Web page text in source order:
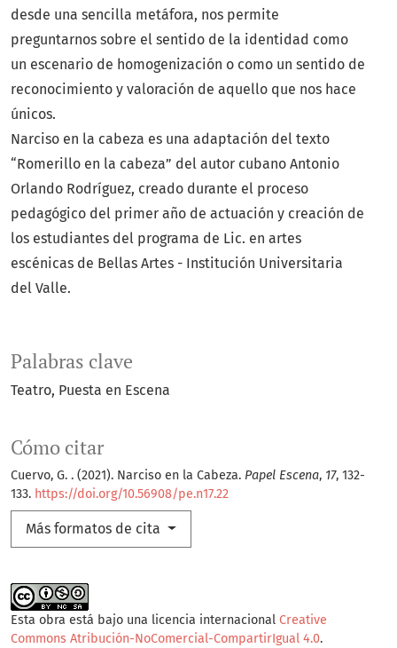
Palabras clave
Teatro Puesta en Escena
Cómo citar
Cuervo, G. . (2021). Narciso en la Cabeza. Papel Escena, 17, 132-
133. https://doi.org/10.56908/pe.n17.22
Más formatos de cita
desde una sencilla metáfora, nos permite
preguntarnos sobre el sentido de la identidad como
un escenario de homogenización o como un sentido de
reconocimiento y valoración de aquello que nos hace
únicos.
Narciso en la cabeza es una adaptación del texto
“Romerillo en la cabeza” del autor cubano Antonio
Orlando Rodríguez, creado durante el proceso
pedagógico del primer año de actuación y creación de
los estudiantes del programa de Lic. en artes
escénicas de Bellas Artes - Institución Universitaria
del Valle.
Esta obra está bajo una licencia internacional Creative
Commons Atribución-NoComercial-CompartirIgual 4.0.